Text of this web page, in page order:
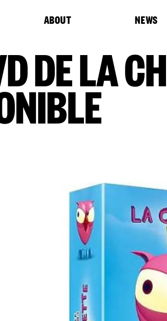
ABOUT NEWS
DE LA